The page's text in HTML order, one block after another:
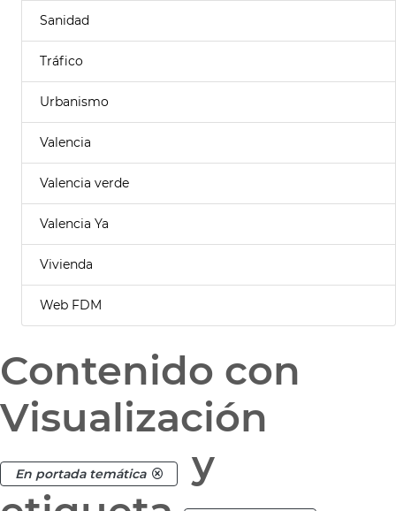
Sanidad
Tráfico
Urbanismo
Valencia
Valencia verde
Valencia Ya
Vivienda
Web FDM
Contenido con
Visualización
En portada temática
y